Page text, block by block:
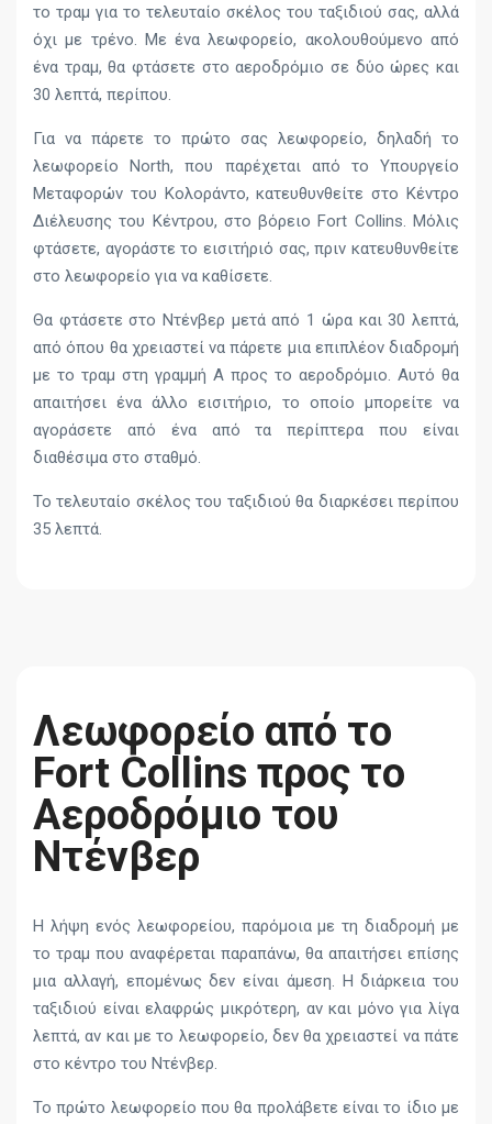
το τραμ για το τελευταίο σκέλος του ταξιδιού σας, αλλά
όχι με τρένο. Με ένα λεωφορείο, ακολουθούμενο από
ένα τραμ, θα φτάσετε στο αεροδρόμιο σε δύο ώρες και
30 λεπτά, περίπου.
Για να πάρετε το πρώτο σας λεωφορείο, δηλαδή το
λεωφορείο North, που παρέχεται από το Υπουργείο
Μεταφορών του Κολοράντο, κατευθυνθείτε στο Κέντρο
Διέλευσης του Κέντρου, στο βόρειο Fort Collins. Μόλις
φτάσετε, αγοράστε το εισιτήριό σας, πριν κατευθυνθείτε
στο λεωφορείο για να καθίσετε.
Θα φτάσετε στο Ντένβερ μετά από 1 ώρα και 30 λεπτά,
από όπου θα χρειαστεί να πάρετε μια επιπλέον διαδρομή
με το τραμ στη γραμμή Α προς το αεροδρόμιο. Αυτό θα
απαιτήσει ένα άλλο εισιτήριο, το οποίο μπορείτε να
αγοράσετε από ένα από τα περίπτερα που είναι
διαθέσιμα στο σταθμό.
Το τελευταίο σκέλος του ταξιδιού θα διαρκέσει περίπου
35 λεπτά.
Λεωφορείο από το
Fort Collins προς το
Αεροδρόμιο του
Ντένβερ
Η λήψη ενός λεωφορείου, παρόμοια με τη διαδρομή με
το τραμ που αναφέρεται παραπάνω, θα απαιτήσει επίσης
μια αλλαγή, επομένως δεν είναι άμεση. Η διάρκεια του
ταξιδιού είναι ελαφρώς μικρότερη, αν και μόνο για λίγα
λεπτά, αν και με το λεωφορείο, δεν θα χρειαστεί να πάτε
στο κέντρο του Ντένβερ.
Το πρώτο λεωφορείο που θα προλάβετε είναι το ίδιο με